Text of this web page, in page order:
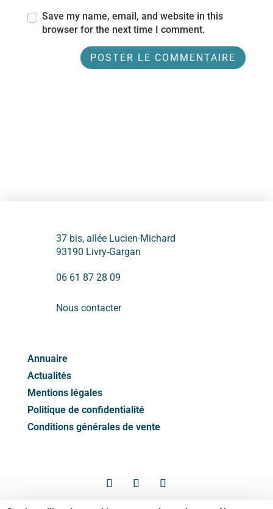
Save my name, email, and website in this
browser for the next time I comment.
37 bis, allée Lucien-Michard
93190 Livry-Gargan
06 61 87 28 09
Nous contacter
Annuaire
Actualités
Mentions légales
Politique de confidentialité
Conditions générales de vente